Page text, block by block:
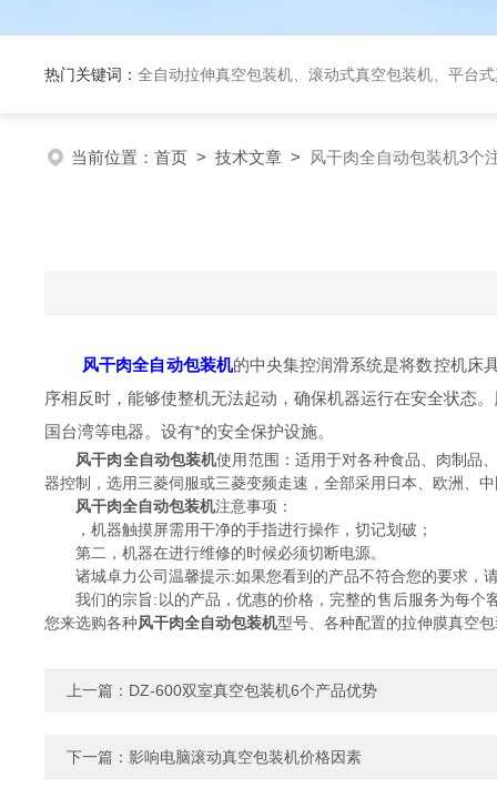
热门关键词： 全自动拉伸真空包装机、滚动式真空包装机、平台式真空包装机、大米定量
当前位置： 首页 > 技术文章 > 风干肉全自动包装机3个
风干肉全自动包装机的中央集控润滑系统是将数控机床
序相反时，能够使整机无法起动，确保机器运行在安全状态
国台湾等电器。设有*的安全保护设施。
风干肉全自动包装机使用范围：适用于对各种食品、肉制品
器控制，选用三菱伺服或三菱变频走速，全部采用日本、欧洲、
风干肉全自动包装机注意事项：
，机器触摸屏需用干净的手指进行操作，切记划破；
第二，机器在进行维修的时候必须切断电源。
诸城卓力公司温馨提示:如果您看到的产品不符合您的要求，
我们的宗旨:以的产品，优惠的价格，完整的售后服务为每个
您来选购各种风干肉全自动包装机型号、各种配置的拉伸膜真空
上一篇： DZ-600双室真空包装机6个产品优势
下一篇： 影响电脑滚动真空包装机价格因素